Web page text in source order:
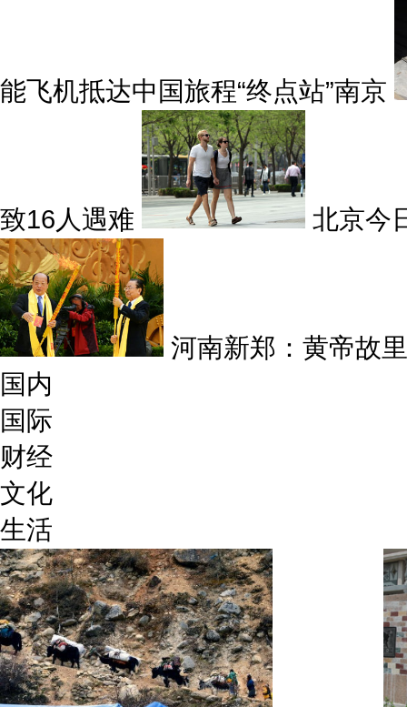
能飞机抵达中国旅程“终点站”南京
致16人遇难 北京今
河南新郑：黄帝故
国内
国际
财经
文化
生活